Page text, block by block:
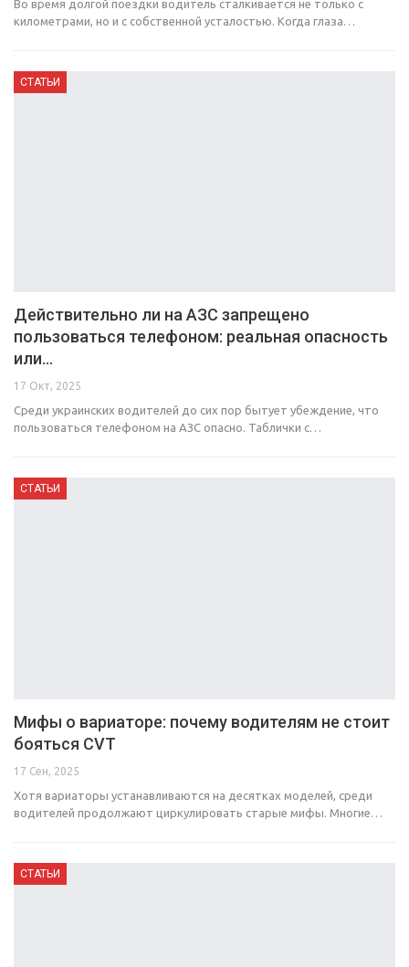
Во время долгой поездки водитель сталкивается не только с
километрами, но и с собственной усталостью. Когда глаза…
СТАТЬИ
Действительно ли на АЗС запрещено
пользоваться телефоном: реальная опасность
или…
17 Окт, 2025
Среди украинских водителей до сих пор бытует убеждение, что
пользоваться телефоном на АЗС опасно. Таблички с…
СТАТЬИ
Мифы о вариаторе: почему водителям не стоит
бояться CVT
17 Сен, 2025
Хотя вариаторы устанавливаются на десятках моделей, среди
водителей продолжают циркулировать старые мифы. Многие…
СТАТЬИ